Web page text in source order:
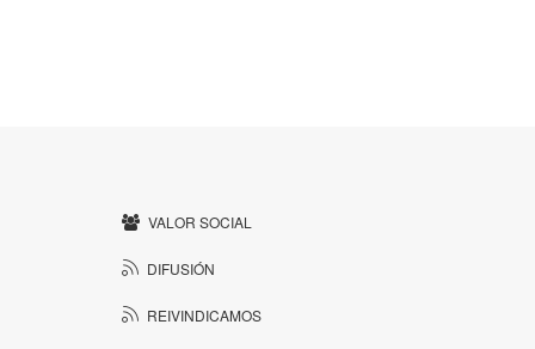
VALOR SOCIAL
DIFUSIÓN
REIVINDICAMOS